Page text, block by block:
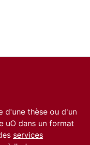
d'une thèse ou d'un
uO dans un format
services